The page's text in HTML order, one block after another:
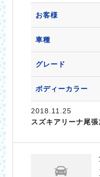
お客様
車種
グレード
ボディーカラー
2018.11.25
スズキアリーナ尾張